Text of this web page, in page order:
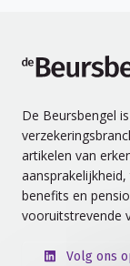
De Beursbengel
artikelen van
benefits en
vooruitstrevende
Volg ons